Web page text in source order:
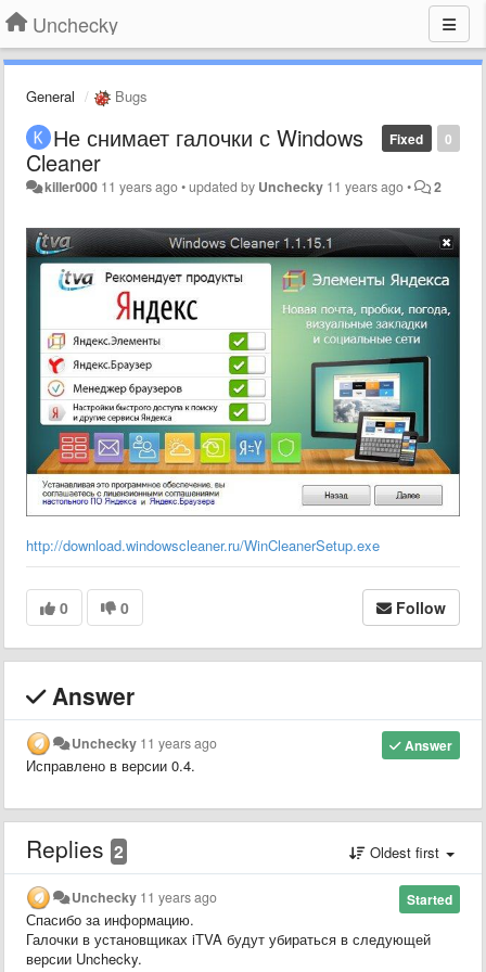
Unchecky
General Bugs
0
Fixed
Не снимает галочки с Windows
Cleaner
killer000 11 years ago•updated by Unchecky 11 years ago• 2
http://download.windowscleaner.ru/WinCleanerSetup.exe
0 0 Follow
Answer
Answer
Unchecky 11 years ago
Исправлено в версии 0.4.
Replies 2 Oldest first
Started
Unchecky 11 years ago
Спасибо за информацию.
Галочки в установщиках iTVA будут убираться в следующей
версии Unchecky.